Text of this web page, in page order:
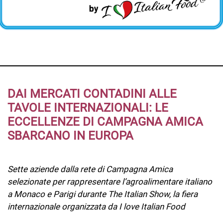
DAI MERCATI CONTADINI ALLE
TAVOLE INTERNAZIONALI: LE
ECCELLENZE DI CAMPAGNA AMICA
SBARCANO IN EUROPA
Sette aziende dalla rete di Campagna Amica
selezionate per rappresentare l’agroalimentare italiano
a Monaco e Parigi durante The Italian Show, la fiera
internazionale organizzata da I love Italian Food